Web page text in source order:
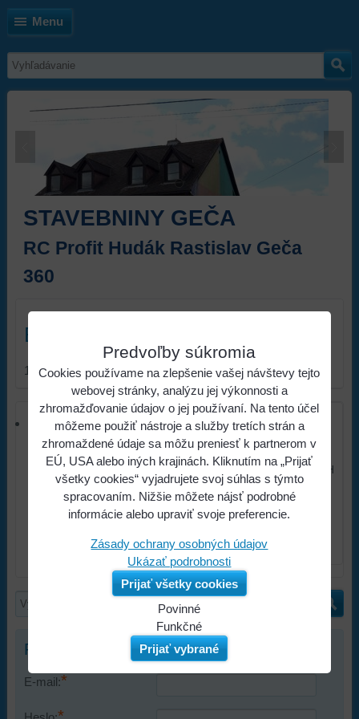
Menu
STAVEBNINY GEČA
RC Profit Hudák Rastislav Geča
360
BAUMIT
1 produkt
Baumit MAXIMA 25 kg
Vnútorná štuková omietka
6,05 €s DPH
SKLADOMAKCIA
Prihlásenie
E-mail:*
Predvoľby súkromia
Cookies používame na zlepšenie vašej návštevy tejto
webovej stránky, analýzu jej výkonnosti a
zhromažďovanie údajov o jej používaní. Na tento účel
môžeme použiť nástroje a služby tretích strán a
zhromaždené údaje sa môžu preniesť k partnerom v
EÚ, USA alebo iných krajinách. Kliknutím na „Prijať
všetky cookies“ vyjadrujete svoj súhlas s týmto
spracovaním. Nižšie môžete nájsť podrobné
informácie alebo upraviť svoje preferencie.
Zásady ochrany osobných údajov
Ukázať podrobnosti
Prijať všetky cookies
Povinné
ukladá
na
Funkčné
údaje
vašom
Prijať vybrané